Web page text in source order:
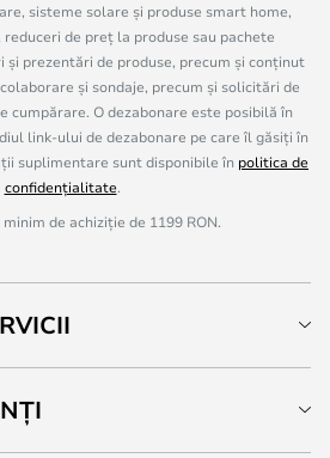
sisteme solare și produse smart home,
de preț la produse sau pachete
și prezentări de produse, precum și conținut
și sondaje, precum și solicitări de
cumpărare. O dezabonare este posibilă în
link-ului de dezabonare pe care îl găsiți în
suplimentare sunt disponibile în politica de
confidențialitate.
de achiziție de 1199 RON.